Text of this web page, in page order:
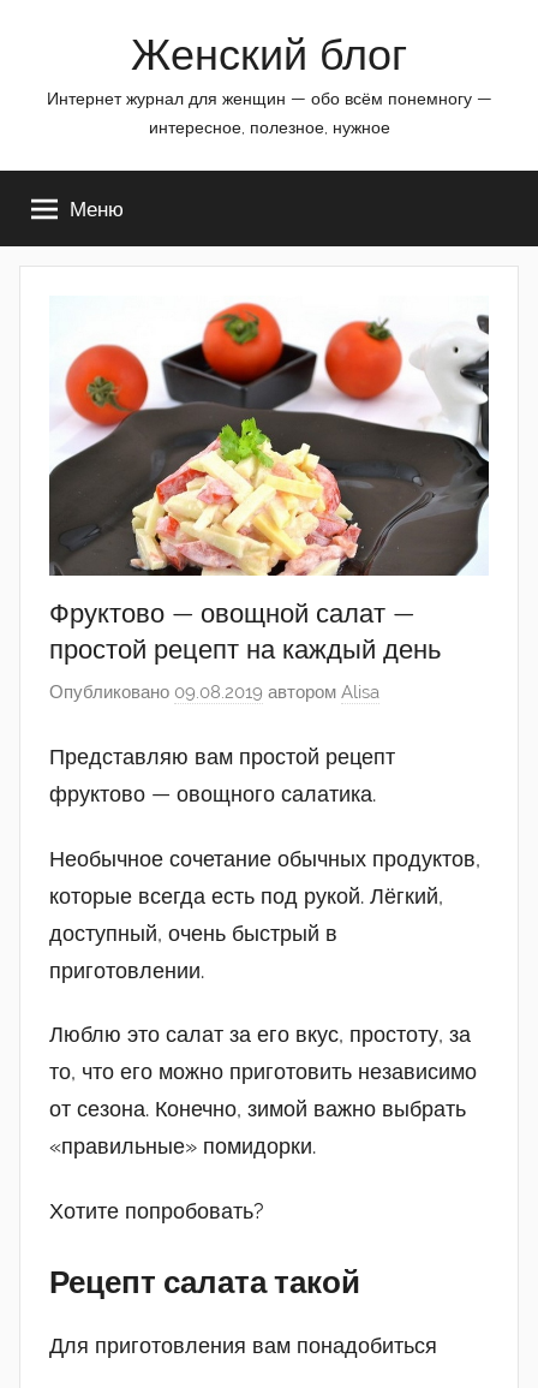
Женский блог
Интернет журнал для женщин — обо всём понемногу —
интересное, полезное, нужное
Меню
Фруктово — овощной салат —
простой рецепт на каждый день
Опубликовано 09.08.2019 автором Alisa
Представляю вам простой рецепт
фруктово — овощного салатика.
Необычное сочетание обычных продуктов,
которые всегда есть под рукой. Лёгкий,
доступный, очень быстрый в
приготовлении.
Люблю это салат за его вкус, простоту, за
то, что его можно приготовить независимо
от сезона. Конечно, зимой важно выбрать
«правильные» помидорки.
Хотите попробовать?
Рецепт салата такой
Для приготовления вам понадобиться